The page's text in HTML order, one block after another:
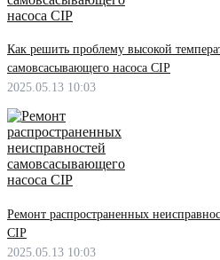
Как решить проблему высокой
самовсасывающего насоса CIP
2025.05.13 10:03
Ремонт распространенных
CIP
2025.05.13 10:03